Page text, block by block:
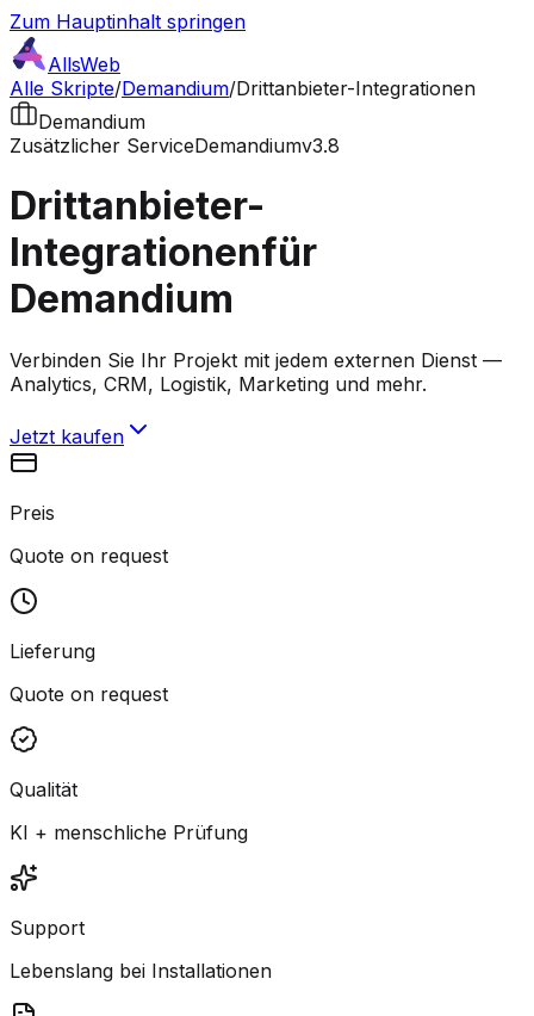
Zum Hauptinhalt springen
AllsWeb
Alle Skripte/Demandium/Drittanbieter-Integrationen
Demandium
Zusätzlicher ServiceDemandiumv3.8
Drittanbieter-
Integrationenfür
Demandium
Verbinden Sie Ihr Projekt mit jedem externen Dienst —
Analytics, CRM, Logistik, Marketing und mehr.
Jetzt kaufen
Preis
Quote on request
Lieferung
Quote on request
Qualität
KI + menschliche Prüfung
Support
Lebenslang bei Installationen